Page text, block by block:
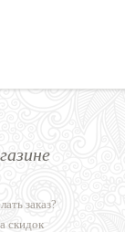
заказ?
скидок